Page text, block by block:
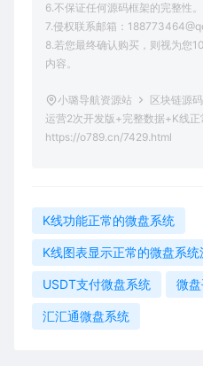
6.不保证任何源码框架的完整性。
7.侵权联系邮箱：
8.若您最终确认购买，则视为您
内容。
小璐导航资源站 区块链源码
运营2次开发版+完整数据+K线
https://o789.cn/7429.html
K线功能正常的微盘系统
K线图表显示正常的微盘系统
USDT支付微盘系统 微
汇汇通微盘系统